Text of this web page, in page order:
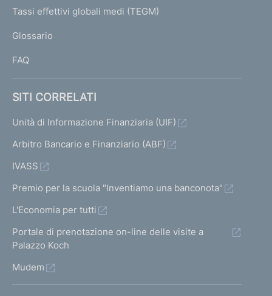
I
I
Tassi effettivi globali medi (TEGM)
Glossario
FAQ
SITI CORRELATI
Unità di Informazione Finanziaria (UIF)
Arbitro Bancario e Finanziario (ABF)
IVASS
Premio per la scuola "Inventiamo una banconota"
L'Economia per tutti
Portale di prenotazione on-line delle visite a
Palazzo Koch
Mudem